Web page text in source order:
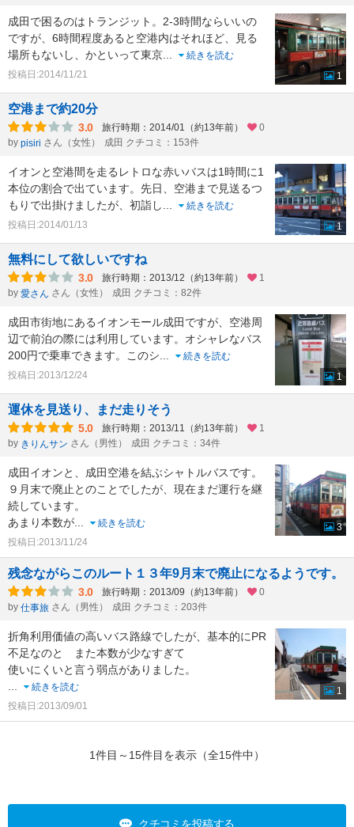
成田で困るのはトランジット。2-3時間ならいいの
ですが、6時間程度あると空港内はそれほど、見る
場所もないし、かといって東京...
続きを読む
投稿日:2014/11/21
1
空港まで約20分
3.0 旅行時期：2014/01（約13年前）
0
by pisiri さん（女性） 成田 クチコミ：153件
イオンと空港間を走るレトロな赤いバスは1時間に1
本位の割合で出ています。先日、空港まで見送るつ
もりで出掛けましたが、初詣し...
続きを読む
投稿日:2014/01/13
1
無料にして欲しいですね
3.0 旅行時期：2013/12（約13年前）
1
by 愛さん さん（女性） 成田 クチコミ：82件
成田市街地にあるイオンモール成田ですが、空港周
辺で前泊の際には利用しています。オシャレなバス
200円で乗車できます。このシ...
続きを読む
投稿日:2013/12/24
1
運休を見送り、まだ走りそう
5.0 旅行時期：2013/11（約13年前）
1
by きりんサン さん（男性） 成田 クチコミ：34件
成田イオンと、成田空港を結ぶシャトルバスです。
９月末で廃止とのことでしたが、現在まだ運行を継
続しています。
あまり本数が...
続きを読む
投稿日:2013/11/24
3
残念ながらこのルート１３年9月末で廃止になるようです。
3.0 旅行時期：2013/09（約13年前）
0
by 仕事旅 さん（男性） 成田 クチコミ：203件
折角利用価値の高いバス路線でしたが、基本的にPR
不足なのと また本数が少なすぎて
使いにくいと言う弱点がありました。
...
続きを読む
投稿日:2013/09/01
1
1件目～15件目を表示（全15件中）
クチコミを投稿する